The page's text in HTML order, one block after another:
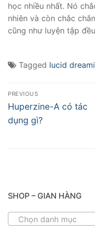
học nhiều nhất. Nó
nhiên và còn chắc
cũng như luyện tập
Tagged lucid
PREVIOUS
Huperzine-A có tác
dụng gì?
SHOP – GIAN HÀNG
Chọn danh mục